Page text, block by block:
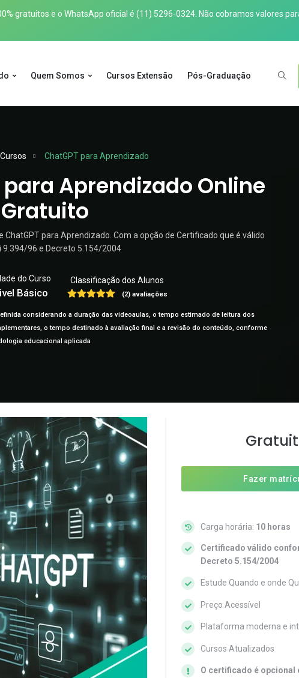
gratuitos e o WhatsApp oficial é (11) 5296-0324 . Não cobramos valores
Quem Somos Cursos Extensão Pós-Graduação
Cursos ChatGPT para Aprendizado
Aprendizado Online
para Aprendizado. Com a opção de Certificado que é válido
9.394/96 e Decreto 5.154/2004
do Curso
Básico
Classificação dos Alunos
(2) avaliações
considerando a duração das videoaulas, o tempo estimado de leitura dos
o tempo destinado à avaliação final e a revisão do conteúdo, conforme
educacional aplicada
Fazer
Carga horária: 10 horas
Certificado válido
Decreto 5.154/2004
Estude Quando e onde
Preço Acessível
Plataforma moderna e
Cursos Atualizados
O certificado é opcional